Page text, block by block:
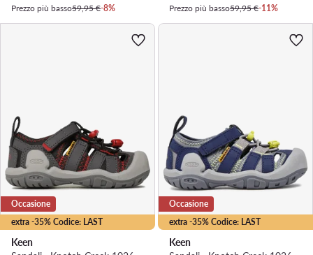
Prezzo più basso59,95 €-8%
Prezzo più basso59,95 €-11%
extra -35% Codice: LAST
Occasione
Keen
extra -35% Codice: LAST
Occasione
Keen